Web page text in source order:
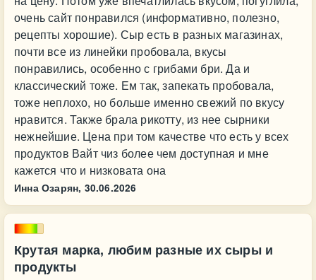
очень сайт понравился (информативно, полезно,
рецепты хорошие). Сыр есть в разных магазинах,
почти все из линейки пробовала, вкусы
понравились, особенно с грибами бри. Да и
классический тоже. Ем так, запекать пробовала,
тоже неплохо, но больше именно свежий по вкусу
нравится. Также брала рикотту, из нее сырники
нежнейшие. Цена при том качестве что есть у всех
продуктов Вайт чиз более чем доступная и мне
кажется что и низковата она
Инна Озарян, 30.06.2026
Крутая марка, любим разные их сыры и
продукты